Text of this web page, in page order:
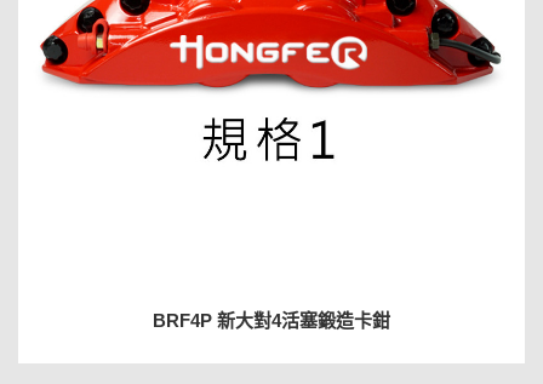
BRF4P 新大對4活塞鍛造卡鉗